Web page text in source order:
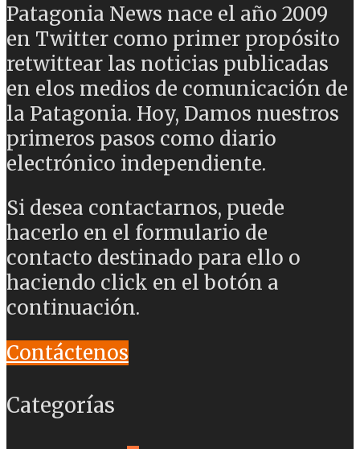
Patagonia News nace el año 2009
en Twitter como primer propósito
retwittear las noticias publicadas
en elos medios de comunicación de
la Patagonia. Hoy, Damos nuestros
primeros pasos como diario
electrónico independiente.
Si desea contactarnos, puede
hacerlo en el formulario de
contacto destinado para ello o
haciendo click en el botón a
continuación.
Contáctenos
Categorías